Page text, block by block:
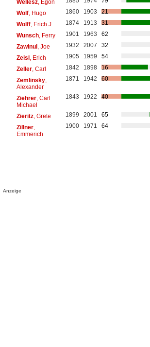
Wellesz, Egon
Wolf, Hugo 1860 1903
21
Wolff, Erich J. 1874 1913
31
Wunsch, Ferry 1901 1963
62
Zawinul, Joe 1932 2007
32
Zeisl, Erich 1905 1959
54
Zeller, Carl 1842 1898
16
Zemlinsky,
Alexander
1871 1942 60
Ziehrer, Carl
Michael
1843 1922 40
Zieritz, Grete 1899 2001
65
Zillner,
Emmerich
1900 1971 64
Anzeige